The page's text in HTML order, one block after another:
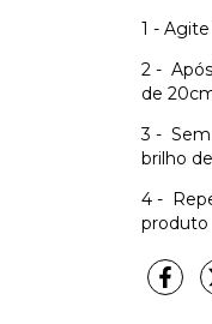
1 -
2 -
de
3 - Sem
brilho
4 -
produto